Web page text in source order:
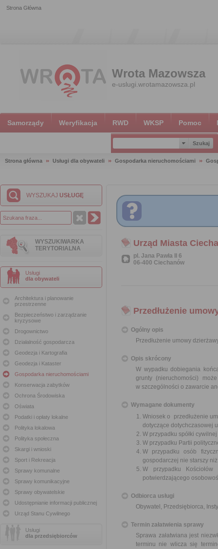
Strona Główna
Wrota Mazowsza
e-uslugi.wrotamazowsza.pl
Samorządy Weryfikacja RWD WKSP Pomoc
Strona główna Usługi dla obywateli Gospodarka nieruchomościami
WYSZUKAJ USŁUGĘ
WYSZUKIWARKA
TERYTORIALNA
Usługi
dla obywateli
Architektura i planowanie
przestrzenne
Bezpieczeństwo i zarządzanie
kryzysowe
Drogownictwo
Działalność gospodarcza
Geodezja i Kartografia
Geodezja i Kataster
Gospodarka nieruchomościami
Konserwacja zabytków
Ochrona Środowiska
Oświata
Podatki i opłaty lokalne
Polityka lokalowa
Polityka społeczna
Skargi i wnioski
Sport i Rekreacja
Sprawy komunalne
Sprawy komunikacyjne
Sprawy obywatelskie
Udostępnianie informacji publicznej
Urząd Stanu Cywilnego
Usługi
dla przedsiębiorców
Urząd Miasta
pl. Jana Pawła II 6
06-400 Ciechanów
Przedłużenie
Ogólny opis
Przedłużenie umowy
Opis skrócony
W wypadku dobiegania
grunty (nieruchomości)
w szczególności o zawarcie
Wymagane dokumenty
Wniosek o przedłużenie
dotyczące dotychczasowej
W przypadku spółki
W przypadku Partii
W przypadku osób
gospodarczej nie starszy
W przypadku
potwierdzającego
Odbiorca usługi
Obywatel, Przedsiębiorca,
Termin załatwienia sprawy
Sprawa załatwiana jest
terminu nie wlicza się